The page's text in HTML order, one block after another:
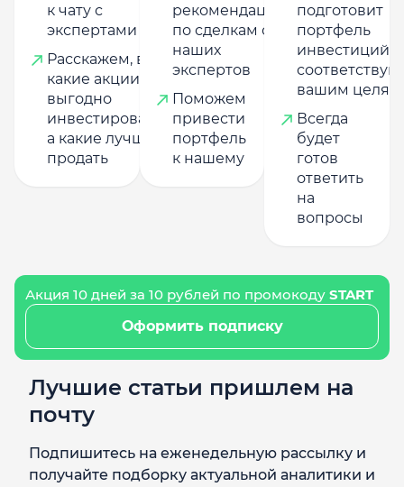
к чату с
экспертами
Расскажем, в
какие акции
выгодно
инвестировать,
а какие лучше
продать
рекомендациям
по сделкам от
наших
экспертов
Поможем
привести
портфель
к нашему
подготовит
портфель
инвестиций,
вашим целям
Всегда
будет
готов
ответить
на
вопросы
Акция 10 дней за 10 рублей по промокоду START
Оформить подписку
Лучшие статьи пришлем на
почту
Подпишитесь на еженедельную рассылку и
получайте подборку актуальной аналитики и